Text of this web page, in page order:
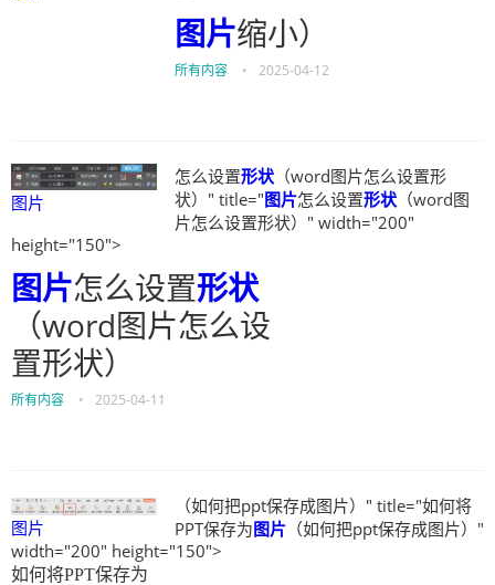
图片缩小）
所有内容 • 2025-04-12
图片
怎么设置形状 （word图片怎么设置形
状）" title="图片怎么设置形状 （word图
片怎么设置形状）" width="200"
height="150">
图片怎么设置形状
（word图片怎么设
置形状）
所有内容 • 2025-04-11
图片
（如何把ppt保存成图片）" title="如何将
PPT保存为图片 （如何把ppt保存成图片）"
width="200" height="150">
如何将PPT保存为